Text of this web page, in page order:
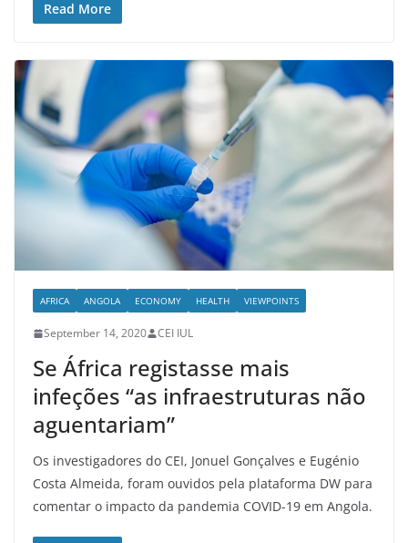
Read More
AFRICA ANGOLA ECONOMY HEALTH VIEWPOINTS
September 14, 2020 CEI IUL
Se África registasse mais
infeções “as infraestruturas não
aguentariam”
Os investigadores do CEI, Jonuel Gonçalves e Eugénio
Costa Almeida, foram ouvidos pela plataforma DW para
comentar o impacto da pandemia COVID-19 em Angola.